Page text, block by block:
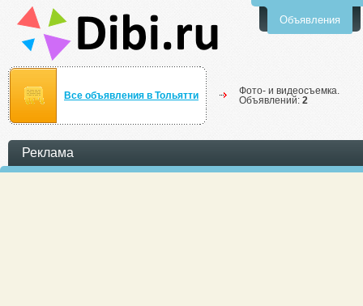
Объявления
Все объявления в Тольятти
Фото- и видеосъемка.
Объявлений: 2
Реклама